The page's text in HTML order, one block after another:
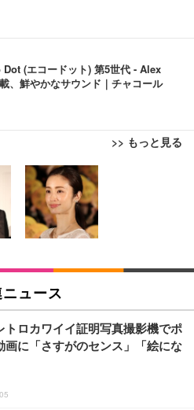
(エコードット) 第5世代 - Alex
、鮮やかなサウンド｜チャコール
>> もっと見る
ィスチェア 椅子 テレワーク 疲れな
ームレスト コンパクト 約105度ロッ
子 360度回転 座面昇降 強化ナイロ
気性メッシュ 在宅ワーク H-WY01
)
フィスチェア／デスクチェア メッシ
学 疲れない ブラック
チェア デスクチェア 疲れない テレ
化バックレスト 30度ロッキング機
腰サポート 90度跳ね上げ式アーム
レスト ハンガー付き 高反発クッシ
向けプレミアムモニター | FlexScan
31.5型4K UHD・USB Type-C・ホワ
けプレミアムモニター | FlexScan
ーミングモニター DualSense 充電
ZDM1J）
ック ペットシーツ 薄型 レギュラー 1
料 ホワイト 300枚
ク ペットシーツ 厚型 ワイド 42枚
イト(吸収面:ライトブルー)
フ ネオ・オムツ L 中型犬用 26枚入
ニュース
ロカワイイ証明写真撮影機でポ
画に「さすがのセンス」「絵にな